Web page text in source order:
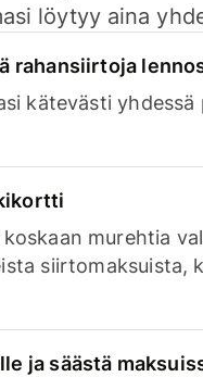
löytyy aina
rahansiirtoja
kätevästi yhdessä
murehtia
siirtomaksuista,
ja säästä